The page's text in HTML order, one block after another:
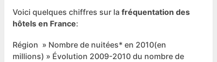
Voici quelques chiffres sur la fréquentation des
hôtels en France:
Région » Nombre de nuitées* en 2010(en
millions) » Évolution 2009-2010 du nombre de